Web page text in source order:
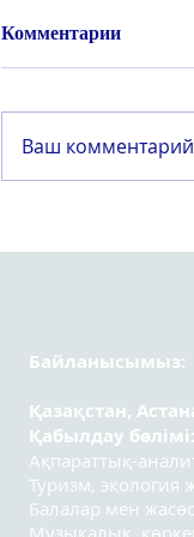
Комментарии
Ваш
Байланысымыз:
Қазақстан,
Қабылдау
Ақпараттық-
Туризм, экология
Балалар мен
Музыкалық,